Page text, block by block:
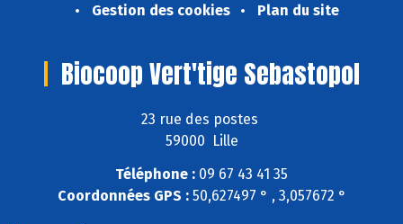
Gestion des cookies
Plan du site
Biocoop Vert'tige Sebastopol
23 rue des postes
59000 Lille
Téléphone : 09 67 43 41 35
Coordonnées GPS :50,627497 ° , 3,057672 °